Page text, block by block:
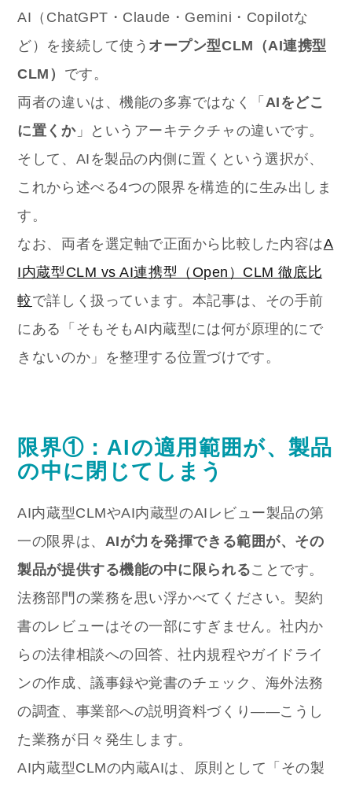
AI（ChatGPT・Claude・Gemini・Copilotな
ど）を接続して使う オープン型CLM（AI連携型
CLM） です。
両者の違いは、機能の多寡ではなく「 AIをどこ
に置くか」というアーキテクチャの違いです。
そして、AIを製品の内側に置くという選択が、
これから述べる4つの限界を構造的に生み出しま
す。
なお、両者を選定軸で正面から比較した内容はA
I内蔵型CLM vs AI連携型（Open）CLM 徹底比
較で詳しく扱っています。本記事は、その手前
にある「そもそもAI内蔵型には何が原理的にで
きないのか」を整理する位置づけです。
限界①：AIの適用範囲が、製品
の中に閉じてしまう
AI内蔵型CLMやAI内蔵型のAIレビュー製品の第
一の限界は、 AIが力を発揮できる範囲が、その
製品が提供する機能の中に限られることです。
法務部門の業務を思い浮かべてください。契約
書のレビューはその一部にすぎません。社内か
らの法律相談への回答、社内規程やガイドライ
ンの作成、議事録や覚書のチェック、海外法務
の調査、事業部への説明資料づくり——こうし
た業務が日々発生します。
AI内蔵型CLMの内蔵AIは、原則として「その製